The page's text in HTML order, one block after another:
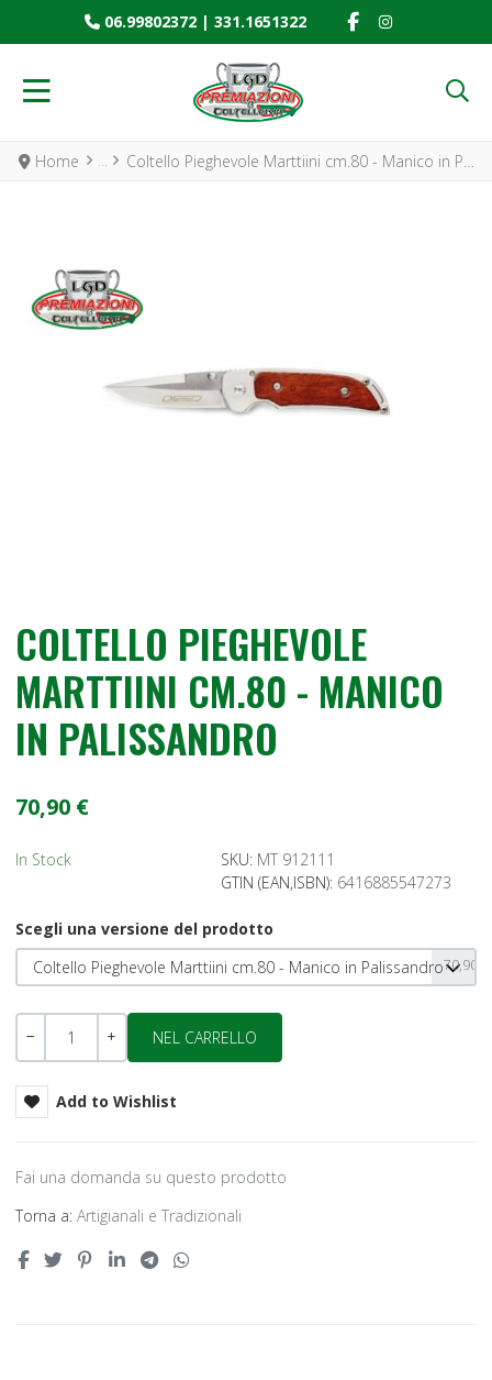
06.99802372| 331.1651322 FACEBOOK
INSTAGRAM
Home Coltello Pieghevole Marttiini cm.80 - Manico in Palissandro
COLTELLO PIEGHEVOLE
MARTTIINI CM.80 - MANICO
IN PALISSANDRO
70,90 €
In Stock SKU: MT 912111
GTIN (EAN,ISBN): 6416885547273
Scegli una versione del prodotto
Coltello Pieghevole Marttiini cm.80 - Manico in Palissandro70,90 €
Quantità
Add to Wishlist
Fai una domanda su questo prodotto
Torna a: Artigianali e Tradizionali